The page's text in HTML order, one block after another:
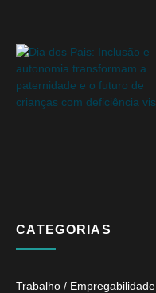
CATEGORIAS
Trabalho / Empregabilidade